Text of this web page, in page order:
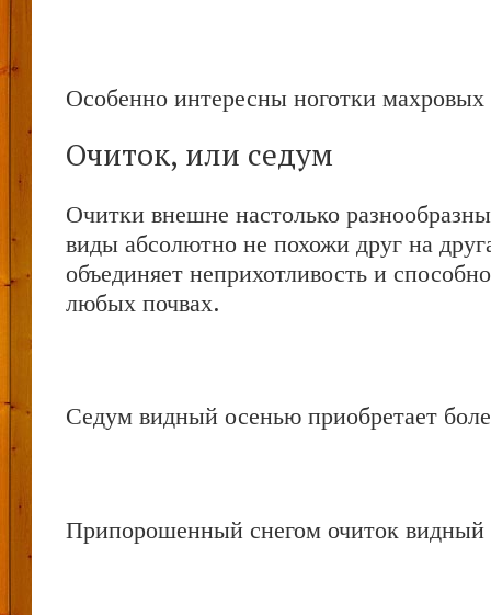
Особенно интересны ноготки махровых
Очиток, или седум
Очитки внешне настолько
виды абсолютно не похожи друг на
объединяет неприхотливость и
любых почвах.
Седум видный осенью приобретает
Припорошенный снегом очиток